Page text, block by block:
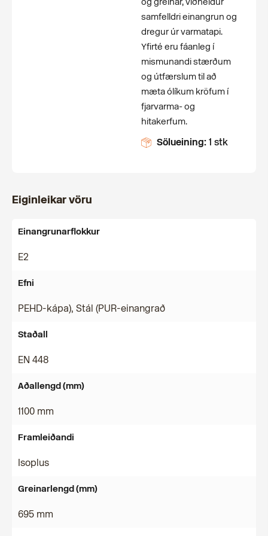
samfelldri einangrun og
dregur úr varmatapi.
Yfirté eru fáanleg í
mismunandi stærðum
og útfærslum til að
mæta ólíkum kröfum í
fjarvarma- og
hitakerfum.
Sölueining:1 stk
Eiginleikar vöru
Einangrunarflokkur
E2
Efni
PEHD-kápa), Stál (PUR-einangrað
Staðall
EN 448
Aðallengd (mm)
1100 mm
Framleiðandi
Isoplus
Greinarlengd (mm)
695 mm